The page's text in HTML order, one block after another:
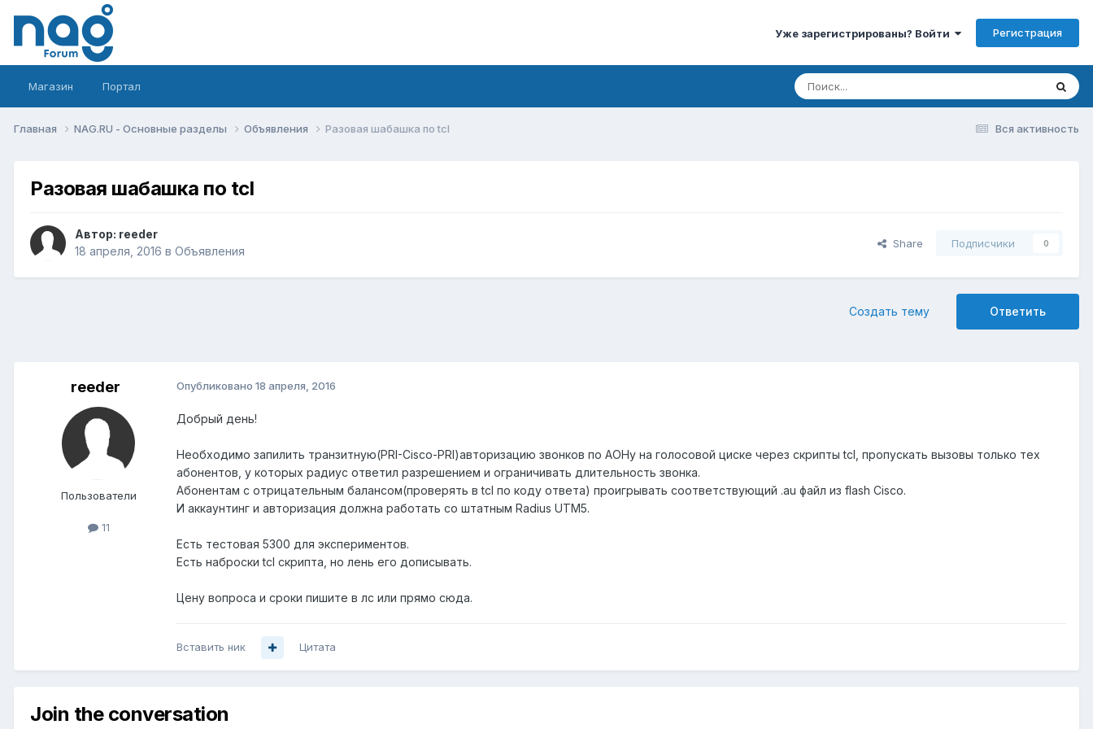
Уже зарегистрированы? Войти Регистрация
Магазин Портал
Вся активность
Главная NAG.RU - Основные разделы Объявления Разовая шабашка по tcl
Разовая шабашка по tcl
Автор: reeder
18 апреля, 2016 в Объявления
Share Подписчики 0
Ответить
Создать тему
reeder
Пользователи
11
Опубликовано 18 апреля, 2016
Добрый день!
Необходимо запилить транзитную(PRI-Cisco-PRI)авторизацию звонков по АОНу на голосовой циске через скрипты tcl, пропускать вызовы только тех
абонентов, у которых радиус ответил разрешением и ограничивать длительность звонка.
Абонентам с отрицательным балансом(проверять в tcl по коду ответа) проигрывать соответствующий .au файл из flash Cisco.
И аккаунтинг и авторизация должна работать со штатным Radius UTM5.
Есть тестовая 5300 для экспериментов.
Есть наброски tcl скрипта, но лень его дописывать.
Цену вопроса и сроки пишите в лс или прямо сюда.
Вставить ник Цитата
Join the conversation